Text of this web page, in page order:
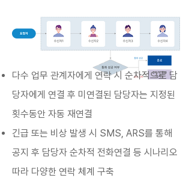
다수 업무 관계자에게 연락 시 순차적으로 담
당자에게 연결 후 미연결된 담당자는 지정된
횟수동안 자동 재연결
긴급 또는 비상 발생 시 SMS, ARS를 통해
공지 후 담당자 순차적 전화연결 등 시나리오
따라 다양한 연락 체계 구축